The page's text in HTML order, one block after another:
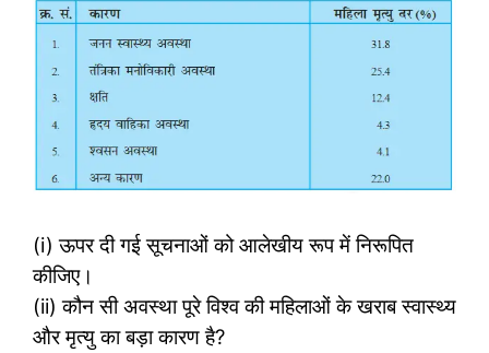
(i) ऊपर दी गई सूचनाओं को आलेखीय रूप में निरूपित
कीजिए।
(ii) कौन सी अवस्था पूरे विश्व की महिलाओं के खराब स्वास्थ्य
और मृत्यु का बड़ा कारण है?